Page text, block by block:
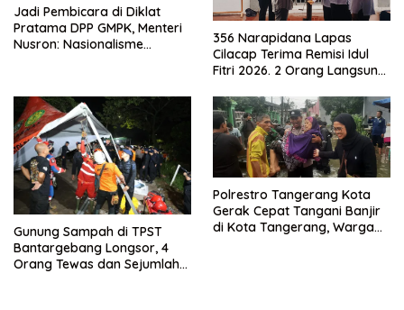
Jadi Pembicara di Diklat
Pratama DPP GMPK, Menteri
Nusron: Nasionalisme
356 Narapidana Lapas
Cilacap Terima Remisi Idul
Fitri 2026. 2 Orang Langsung
Gunung Sampah di TPST
Bantargebang Longsor, 4
Orang Tewas dan Sejumlah
Polrestro Tangerang Kota
Gerak Cepat Tangani Banjir
di Kota Tangerang, Warga